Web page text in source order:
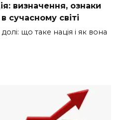
визначення, ознаки
сучасному світі
що таке нація і як вона